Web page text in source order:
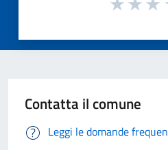
Contatta il comune
Leggi le domande